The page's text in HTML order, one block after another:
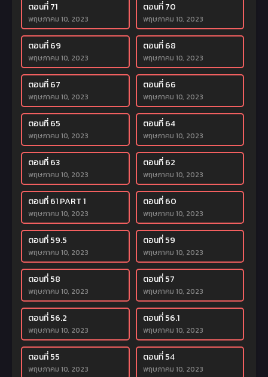
ตอนที่ 71
พฤษภาคม 10, 2023
ตอนที่ 70
พฤษภาคม 10, 2023
ตอนที่ 69
พฤษภาคม 10, 2023
ตอนที่ 68
พฤษภาคม 10, 2023
ตอนที่ 67
พฤษภาคม 10, 2023
ตอนที่ 66
พฤษภาคม 10, 2023
ตอนที่ 65
พฤษภาคม 10, 2023
ตอนที่ 64
พฤษภาคม 10, 2023
ตอนที่ 63
พฤษภาคม 10, 2023
ตอนที่ 62
พฤษภาคม 10, 2023
ตอนที่ 61 PART 1
พฤษภาคม 10, 2023
ตอนที่ 60
พฤษภาคม 10, 2023
ตอนที่ 59.5
พฤษภาคม 10, 2023
ตอนที่ 59
พฤษภาคม 10, 2023
ตอนที่ 58
พฤษภาคม 10, 2023
ตอนที่ 57
พฤษภาคม 10, 2023
ตอนที่ 56.2
พฤษภาคม 10, 2023
ตอนที่ 56.1
พฤษภาคม 10, 2023
ตอนที่ 55
พฤษภาคม 10, 2023
ตอนที่ 54
พฤษภาคม 10, 2023